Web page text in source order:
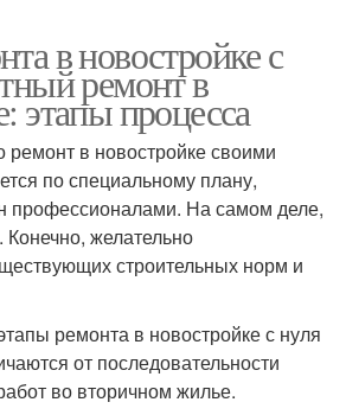
в новостройке с
ремонт в
этапы процесса
ремонт в новостройке своими
по специальному плану,
профессионалами. На самом деле,
желательно
строительных норм и
ремонта в новостройке с нуля
от последовательности
во вторичном жилье.